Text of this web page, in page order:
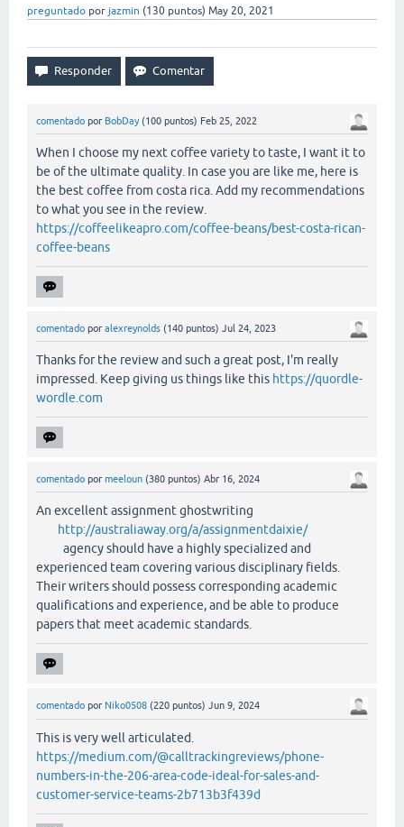
preguntado por jazmin (130 puntos) May 20, 2021
comentado por BobDay (100 puntos) Feb 25, 2022
When I choose my next coffee variety to taste, I want it to
be of the ultimate quality. In case you are like me, here is
the best coffee from costa rica. Add my recommendations
to what you see in the review.
https://coffeelikeapro.com/coffee-beans/best-costa-rican-
coffee-beans
comentado por alexreynolds (140 puntos) Jul 24, 2023
Thanks for the review and such a great post, I'm really
impressed. Keep giving us things like this https://quordle-
wordle.com
comentado por meeloun (380 puntos) Abr 16, 2024
An excellent assignment ghostwriting
http://australiaway.org/a/assignmentdaixie/
agency should have a highly specialized and
experienced team covering various disciplinary fields.
Their writers should possess corresponding academic
qualifications and experience, and be able to produce
papers that meet academic standards.
comentado por Niko0508 (220 puntos) Jun 9, 2024
This is very well articulated.
https://medium.com/@calltrackingreviews/phone-
numbers-in-the-206-area-code-ideal-for-sales-and-
customer-service-teams-2b713b3f439d